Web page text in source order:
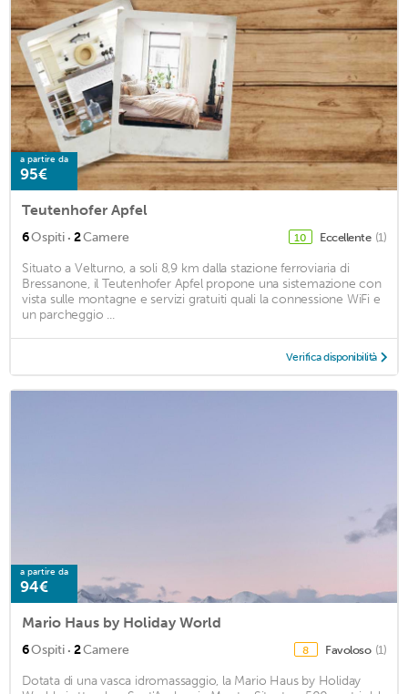
a partire da
95€
Teutenhofer Apfel
6Ospiti · 2Camere 10 Eccellente (1)
Situato a Velturno, a soli 8,9 km dalla stazione ferroviaria di
Bressanone, il Teutenhofer Apfel propone una sistemazione con
vista sulle montagne e servizi gratuiti quali la connessione WiFi e
un parcheggio ...
Verifica disponibilità
a partire da
94€
Mario Haus by Holiday World
6Ospiti · 2Camere 8 Favoloso (1)
Dotata di una vasca idromassaggio, la Mario Haus by Holiday